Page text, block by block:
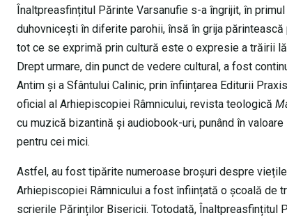
Înaltpreasfințitul Părinte Varsanufie s-a îngrijit, în
duhovnicești în diferite parohii, însă în grija
tot ce se exprimă prin cultură este o expresie a trăirii
Drept urmare, din punct de vedere cultural, a fost
Antim și a Sfântului Calinic, prin înființarea Editurii
oficial al Arhiepiscopiei Râmnicului, revista teologică
cu muzică bizantină și audiobook-uri, punând în
pentru cei mici.
Astfel, au fost tipărite numeroase broșuri despre
Arhiepiscopiei Râmnicului a fost înființată o școală de
scrierile Părinților Bisericii. Totodată, Înaltpreasfințitul